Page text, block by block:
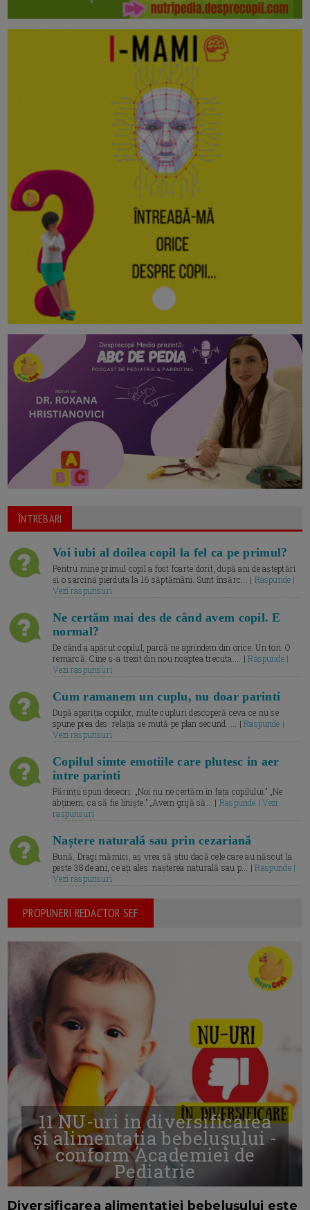
ÎNTREBARI
Voi iubi al doilea copil la fel ca pe primul?
Pentru mine primul copil a fost foarte dorit, după ani de așteptări
și o sarcină pierduta la 16 săptămâni. Sunt însărc... | Raspunde |
Vezi raspunsuri
Ne certăm mai des de când avem copil. E
normal?
De când a apărut copilul, parcă ne aprindem din orice. Un ton. O
remarcă. Cine s-a trezit din nou noaptea trecuta.... |Raspunde |
Vezi raspunsuri
Cum ramanem un cuplu, nu doar parinti
După apariția copiilor, multe cupluri descoperă ceva ce nu se
spune prea des: relația se mută pe plan secund. ... |Raspunde |
Vezi raspunsuri
Copilul simte emotiile care plutesc in aer
intre parinti
Părinții spun deseori: „Noi nu ne certăm în fața copilului.” „Ne
abținem, ca să fie liniște.” „Avem grijă să... | Raspunde | Vezi
raspunsuri
Naștere naturală sau prin cezariană
Bună, Dragi mămici, aș vrea să știu dacă cele care au născut la
peste 38 de ani, ce ați ales: nașterea naturală sau p... |Raspunde |
Vezi raspunsuri
PROPUNERI REDACTOR SEF
11 NU-uri in diversificarea
și alimentația bebelușului -
conform Academiei de
Pediatrie
Diversificarea alimentației bebelușului este